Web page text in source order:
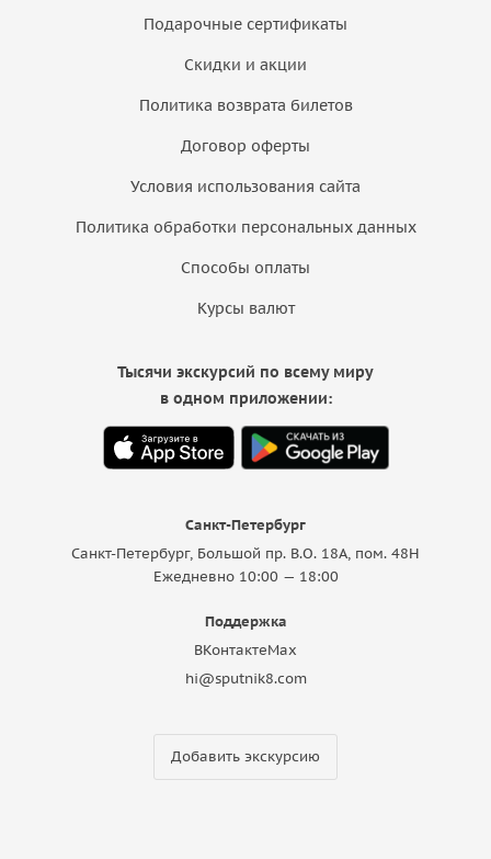
Подарочные сертификаты
Скидки и акции
Политика возврата билетов
Договор оферты
Условия использования сайта
Политика обработки персональных данных
Способы оплаты
Курсы валют
Санкт-Петербург
Санкт-Петербург, Большой пр. В.О. 18A, пом. 48Н
Ежедневно 10:00 — 18:00
Поддержка
ВКонтактеMax
hi@sputnik8.com
Добавить экскурсию
Тысячи экскурсий по всему миру
в одном приложении: